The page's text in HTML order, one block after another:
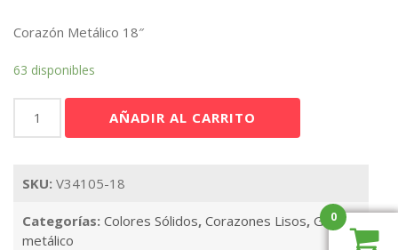
Corazón Metálico 18″
63 disponibles
Corazón
Magenta
AÑADIR AL CARRITO
SKU: V34105-18
Categorías: Colores Sólidos, Corazones Lisos, Globo
metálico
0